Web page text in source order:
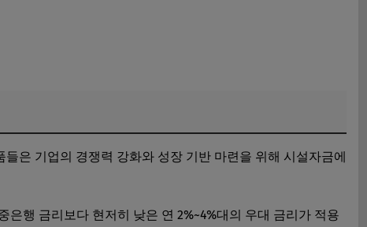
은 기업의 경쟁력 강화와 성장 기반 마련을 위해 시설자금에
행 금리보다 현저히 낮은 연 2%~4%대의 우대 금리가 적용